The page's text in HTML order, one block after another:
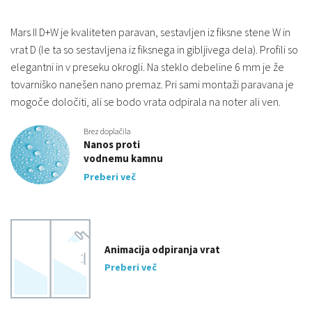
Mars II D+W je kvaliteten paravan, sestavljen iz fiksne stene W in
vrat D (le ta so sestavljena iz fiksnega in gibljivega dela). Profili so
elegantni in v preseku okrogli. Na steklo debeline 6 mm je že
tovarniško nanešen nano premaz. Pri sami montaži paravana je
mogoče določiti, ali se bodo vrata odpirala na noter ali ven.
Brez doplačila
Nanos proti
vodnemu kamnu
Preberi več
Animacija odpiranja vrat
Preberi več